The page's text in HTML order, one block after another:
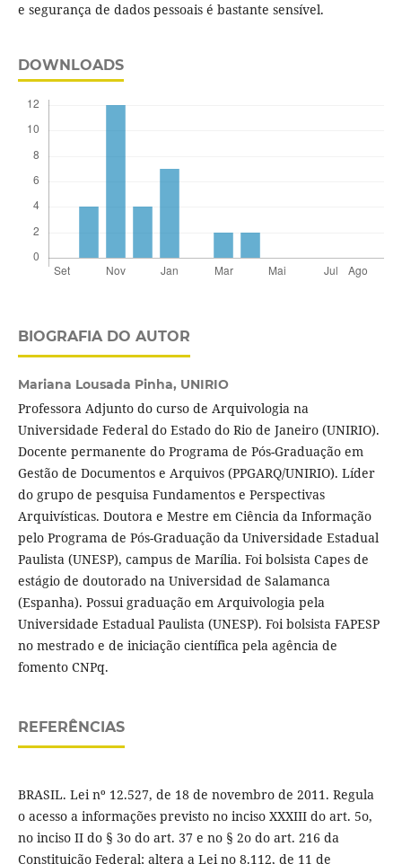
e segurança de dados pessoais é bastante sensível.
DOWNLOADS
BIOGRAFIA DO AUTOR
Mariana Lousada Pinha, UNIRIO
Professora Adjunto do curso de Arquivologia na
Universidade Federal do Estado do Rio de Janeiro (UNIRIO).
Docente permanente do Programa de Pós-Graduação em
Gestão de Documentos e Arquivos (PPGARQ/UNIRIO). Líder
do grupo de pesquisa Fundamentos e Perspectivas
Arquivísticas. Doutora e Mestre em Ciência da Informação
pelo Programa de Pós-Graduação da Universidade Estadual
Paulista (UNESP), campus de Marília. Foi bolsista Capes de
estágio de doutorado na Universidad de Salamanca
(Espanha). Possui graduação em Arquivologia pela
Universidade Estadual Paulista (UNESP). Foi bolsista FAPESP
no mestrado e de iniciação científica pela agência de
fomento CNPq.
REFERÊNCIAS
BRASIL. Lei nº 12.527, de 18 de novembro de 2011. Regula
o acesso a informações previsto no inciso XXXIII do art. 5o,
no inciso II do § 3o do art. 37 e no § 2o do art. 216 da
Constituição Federal; altera a Lei no 8.112, de 11 de